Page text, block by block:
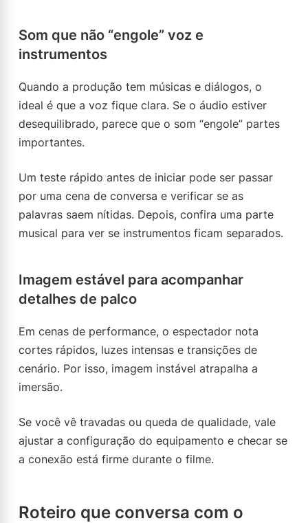
Som que não “engole” voz e
instrumentos
Quando a produção tem músicas e diálogos, o
ideal é que a voz fique clara. Se o áudio estiver
desequilibrado, parece que o som “engole” partes
importantes.
Um teste rápido antes de iniciar pode ser passar
por uma cena de conversa e verificar se as
palavras saem nítidas. Depois, confira uma parte
musical para ver se instrumentos ficam separados.
Imagem estável para acompanhar
detalhes de palco
Em cenas de performance, o espectador nota
cortes rápidos, luzes intensas e transições de
cenário. Por isso, imagem instável atrapalha a
imersão.
Se você vê travadas ou queda de qualidade, vale
ajustar a configuração do equipamento e checar se
a conexão está firme durante o filme.
Roteiro que conversa com o